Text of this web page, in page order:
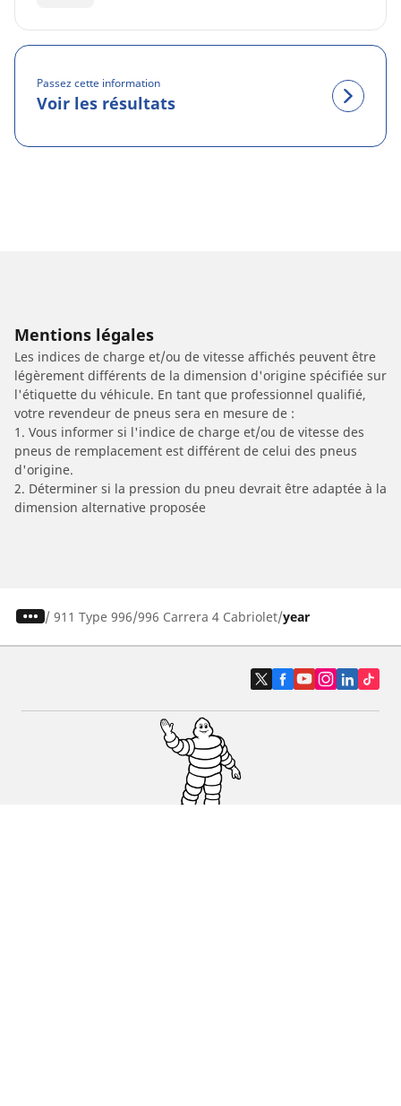
Passez cette information
Voir les résultats
Mentions légales
Les indices de charge et/ou de vitesse affichés peuvent être
légèrement différents de la dimension d'origine spécifiée sur
l'étiquette du véhicule. En tant que professionnel qualifié,
votre revendeur de pneus sera en mesure de :
1. Vous informer si l'indice de charge et/ou de vitesse des
pneus de remplacement est différent de celui des pneus
d'origine.
2. Déterminer si la pression du pneu devrait être adaptée à la
dimension alternative proposée
/ 911 Type 996 996 Carrera 4 Cabriolet year